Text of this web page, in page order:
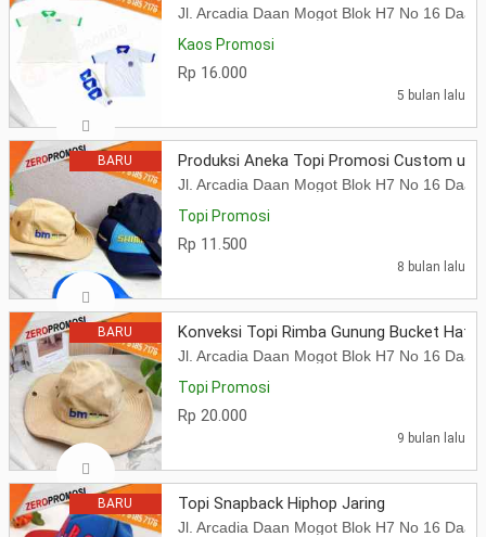
Jl. Arcadia Daan Mogot Blok H7 No 16
Kaos Promosi
Rp 16.000
5 bulan lalu
BARU Produksi Aneka Topi Promosi Custom
Jl. Arcadia Daan Mogot Blok H7 No 16
Topi Promosi
Rp 11.500
8 bulan lalu
BARU Konveksi Topi Rimba Gunung Bucket Hat
Jl. Arcadia Daan Mogot Blok H7 No 16
Topi Promosi
Rp 20.000
9 bulan lalu
BARU Topi Snapback Hiphop Jaring
Jl. Arcadia Daan Mogot Blok H7 No 16